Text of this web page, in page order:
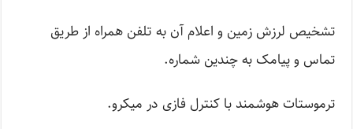
تشخیص لرزش زمین و اعلام آن به تلفن همراه از طریق
تماس و پیامک به چندین شماره.
ترموستات هوشمند با کنترل فازی در میکرو.